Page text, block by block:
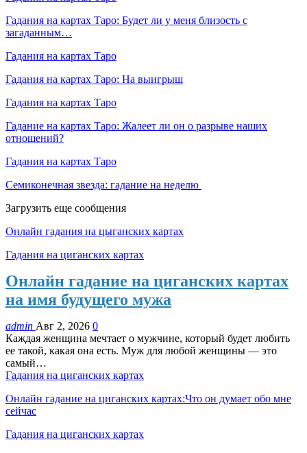
Гадания на картах Таро: Будет ли у меня близость с
загаданным…
Гадания на картах Таро
Гадания на картах Таро: На выигрыш
Гадания на картах Таро
Гадание на картах Таро: Жалеет ли он о разрыве наших
отношений?
Гадания на картах Таро
Семиконечная звезда: гадание на неделю
Загрузить еще сообщения
Онлайн гадания на цыганских картах
Гадания на циганских картах
Онлайн гадание на циганских картах
на имя будущего мужа
admin Авг 2, 2026 0
Каждая женщина мечтает о мужчине, который будет любить
ее такой, какая она есть. Муж для любой женщины — это
самый…
Гадания на циганских картах
Онлайн гадание на циганских картах:Что он думает обо мне
сейчас
Гадания на циганских картах